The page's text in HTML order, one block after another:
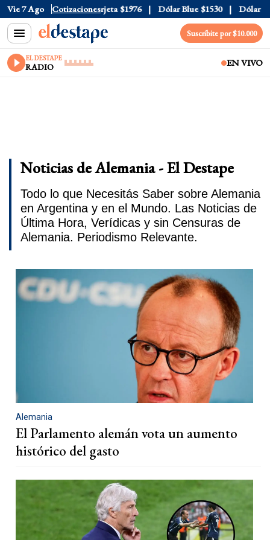
Vie 7 Ago Cotizaciones
$1520 Dólar Tarjeta $1976 Dólar Blue $1530 Dólar CCL
Suscribite por $10.000
EL DESTAPE
RADIO EN VIVO
Noticias de Alemania - El Destape
Todo lo que Necesitás Saber sobre Alemania
en Argentina y en el Mundo. Las Noticias de
Última Hora, Verídicas y sin Censuras de
Alemania. Periodismo Relevante.
Alemania
El Parlamento alemán vota un aumento
histórico del gasto